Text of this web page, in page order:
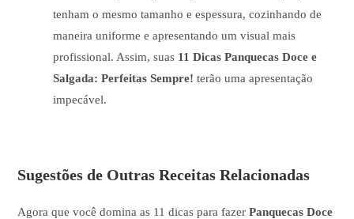
tenham o mesmo tamanho e espessura, cozinhando de
maneira uniforme e apresentando um visual mais
profissional. Assim, suas 11 Dicas Panquecas Doce e
Salgada: Perfeitas Sempre! terão uma apresentação
impecável.
Sugestões de Outras Receitas Relacionadas
Agora que você domina as 11 dicas para fazerPanquecas Doce